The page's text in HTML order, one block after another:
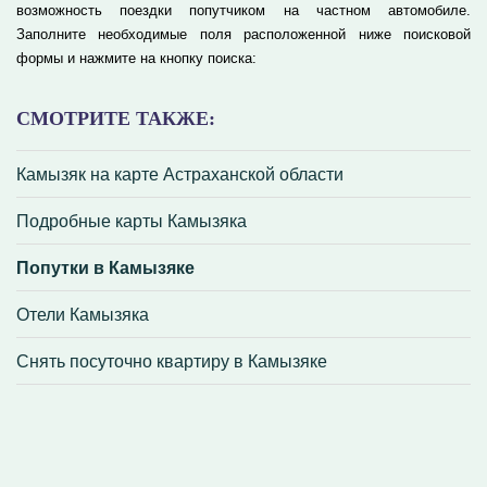
СМОТРИТЕ ТАКЖЕ:
Камызяк на карте Астраханской области
Подробные карты Камызяка
Попутки в Камызяке
Отели Камызяка
Снять посуточно квартиру в Камызяке
возможность поездки попутчиком на частном автомобиле.
Заполните необходимые поля расположенной ниже поисковой
формы и нажмите на кнопку поиска: